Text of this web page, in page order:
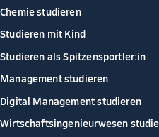
Chemie studieren
Studieren mit Kind
Studieren als Spitzensportler:in
Management studieren
Digital Management studieren
Wirtschaftsingenieurwesen